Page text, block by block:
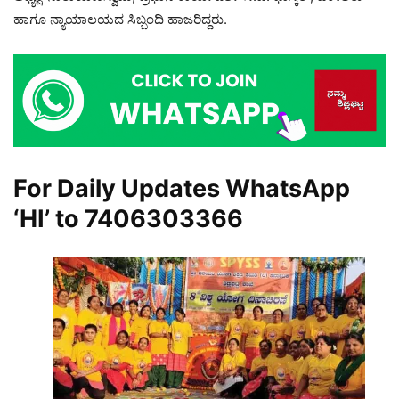
ಹಾಗೂ ನ್ಯಾಯಾಲಯದ ಸಿಬ್ಬಂದಿ ಹಾಜರಿದ್ದರು.
For Daily Updates WhatsApp
‘HI’ to 7406303366